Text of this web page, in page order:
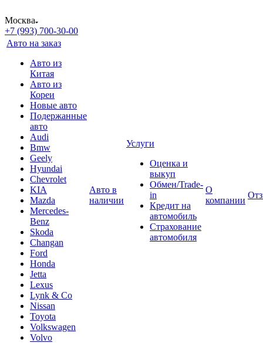
Москва
+7 (993) 700-30-00
Авто на заказ
Авто из
Китая
Авто из
Кореи
Новые авто
Подержанные
авто
Audi
Bmw
Geely
Hyundai
Chevrolet
KIA
Mazda
Mercedes-
Benz
Skoda
Changan
Ford
Honda
Jetta
Lexus
Lynk & Co
Nissan
Toyota
Volkswagen
Volvo
Авто в
наличии
Услуги
Оценка и
выкуп
Обмен/Trade-
in
Кредит на
автомобиль
Страхование
автомобиля
О
компании